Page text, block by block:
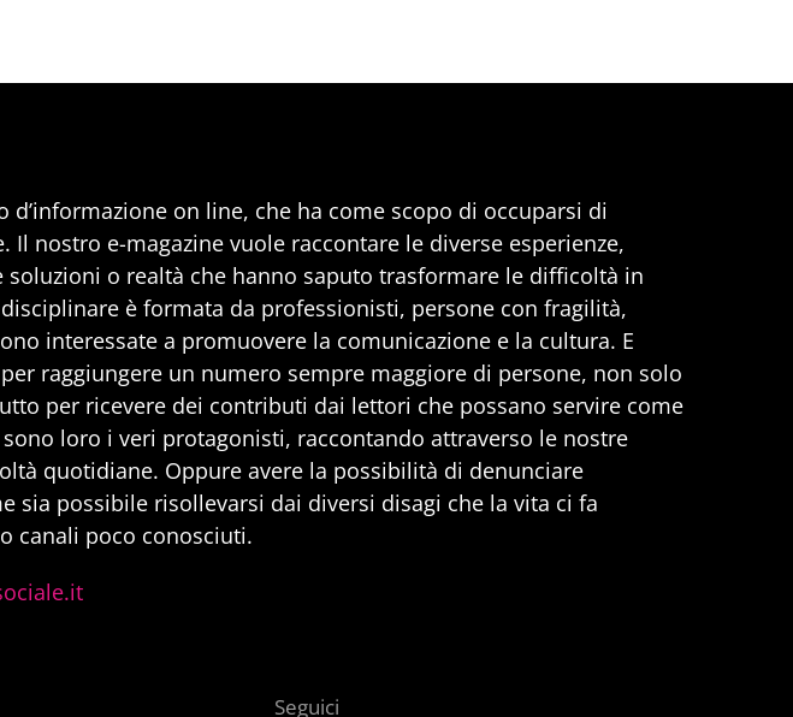
d’informazione on line, che ha come scopo di occuparsi di
Il nostro e-magazine vuole raccontare le diverse esperienze,
o realtà che hanno saputo trasformare le difficoltà in
è formata da professionisti, persone con fragilità,
interessate a promuovere la comunicazione e la cultura. E
raggiungere un numero sempre maggiore di persone, non solo
per ricevere dei contributi dai lettori che possano servire come
loro i veri protagonisti, raccontando attraverso le nostre
quotidiane. Oppure avere la possibilità di denunciare
sia possibile risollevarsi dai diversi disagi che la vita ci fa
canali poco conosciuti.
Seguici